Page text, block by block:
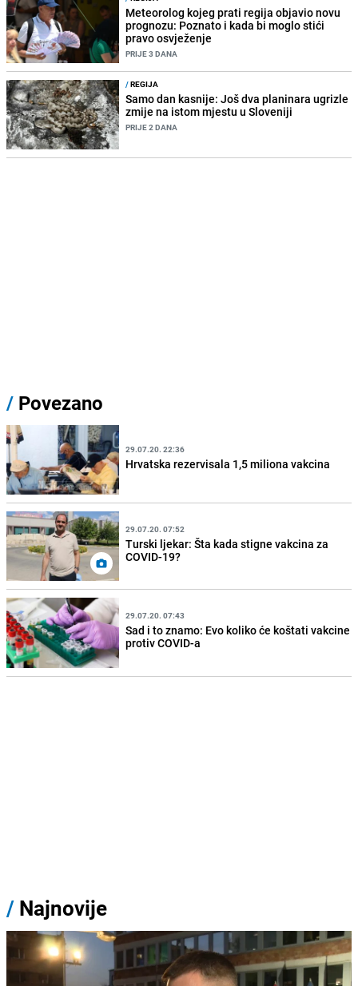
Meteorolog kojeg prati regija objavio novu
prognozu: Poznato i kada bi moglo stići
pravo osvježenje
PRIJE 3 DANA
/REGIJA
Samo dan kasnije: Još dva planinara ugrizle
zmije na istom mjestu u Sloveniji
PRIJE 2 DANA
/ Povezano
29.07.20. 22:36
Hrvatska rezervisala 1,5 miliona vakcina
29.07.20. 07:52
Turski ljekar: Šta kada stigne vakcina za
COVID-19?
29.07.20. 07:43
Sad i to znamo: Evo koliko će koštati vakcine
protiv COVID-a
/ Najnovije